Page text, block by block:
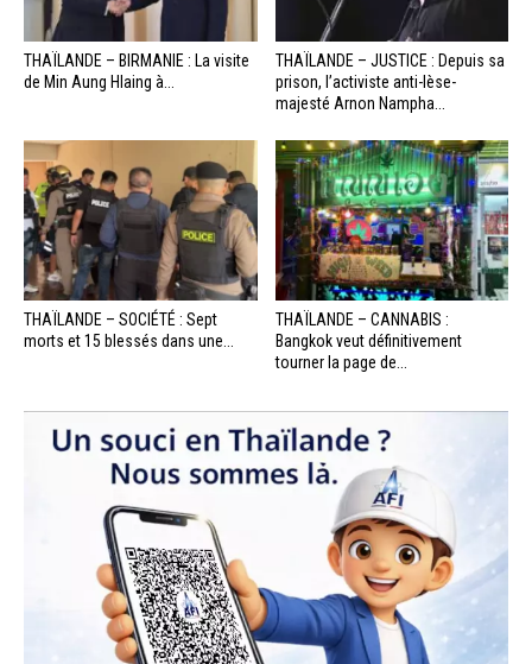
THAÏLANDE – BIRMANIE : La visite
de Min Aung Hlaing à...
THAÏLANDE – JUSTICE : Depuis sa
prison, l’activiste anti-lèse-
majesté Arnon Nampha...
THAÏLANDE – SOCIÉTÉ : Sept
morts et 15 blessés dans une...
THAÏLANDE – CANNABIS :
Bangkok veut définitivement
tourner la page de...